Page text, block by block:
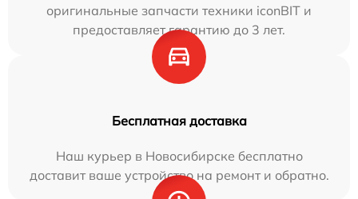
оригинальные запчасти техники iconBIT и
предоставляет гарантию до 3 лет.
Бесплатная доставка
Наш курьер в Новосибирске бесплатно
доставит ваше устройство на ремонт и обратно.